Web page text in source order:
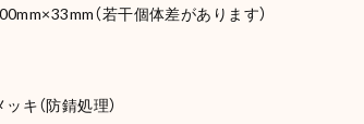
（若干個体差があります）
キ（防錆処理）